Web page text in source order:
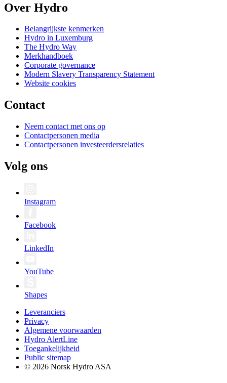
Over Hydro
Belangrijkste kenmerken
Hydro in Luxemburg
The Hydro Way
Merkhandboek
Corporate governance
Modern Slavery Transparency Statement
Website cookies
Contact
Neem contact met ons op
Contactpersonen media
Contactpersonen investeerdersrelaties
Volg ons
Instagram
Facebook
LinkedIn
YouTube
Shapes
Leveranciers
Privacy
Algemene voorwaarden
Hydro AlertLine
Toegankelijkheid
Public sitemap
© 2026 Norsk Hydro ASA